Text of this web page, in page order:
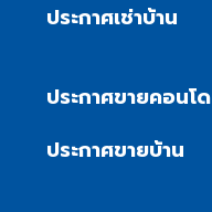
ประกาศเช่าบ้าน
ประกาศขายคอนโด
ประกาศขายบ้าน